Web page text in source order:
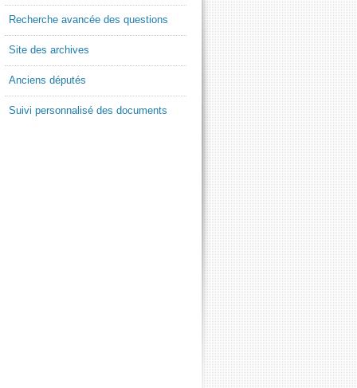
Recherche avancée des questions
Site des archives
Anciens députés
Suivi personnalisé des documents